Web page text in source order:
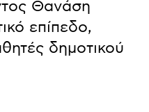
Θανάση
επίπεδο,
δημοτικού